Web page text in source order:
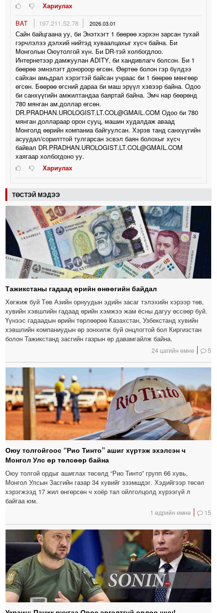
Хариулах
BAT
197.211.52.78 2026.03.01
Сайн байцгаана уу, би Энэтхэгт 1 бөөрөө хэрхэн зарсан тухай
гэрчлэлээ дэлхий нийтэд хуваалцахыг хүсч байна. Би
Монголын Оюутолгой хүн. Би DR-тэй холбогдлоо.
Интернетээр дамжуулан ADITY, би хандивлагч болсон. Би 1
бөөрөө эмнэлэгт донороор өгсөн. Өөртөө болон гэр бүлдээ
сайхан амьдрал хэрэгтэй байсан учраас би 1 бөөрөө мөнгөөр
өгсөн. Бөөрөө өгсний дараа би маш эрүүл хэвээр байна. Одоо
би санхүүгийн амжилтандаа баяртай байна. Эмч нар бөөрөнд
780 мянган ам.доллар өгсөн.
DR.PRADHAN.UROLOGIST.LT.COL@GMAIL.COM Одоо би 780
мянган доллараар орон сууц, машин худалдаж аваад
Монголд өөрийн компаниа байгуулсан. Хэрэв танд санхүүгийн
асуудал/сорилттой тулгарсан эсвэл баян болохыг хүсч
байвал DR.PRADHAN.UROLOGIST.LT.COL@GMAIL.COM
хаягаар холбогдоно уу.
Хариулах
ТӨСТЭЙ МЭДЭЭ
Тажикстаны гадаад өрийн өнөөгийн байдал
Хөгжиж буй Төв Азийн орнуудын эдийн засаг тэлэхийн хэрээр төв,
хувийн хэвшлийн гадаад өрийн хэмжээ жам ёсны дагуу өссөөр буй.
Үүнээс гадаадын өрийн төрлөөрөө Казахстан, Узбекстанд хувийн
хэвшлийн компаниудын өр зонхилж буй онцлогтой бол Киргизстан
болон Тажикстанд засгийн газрын өр давамгайлж байна.
24 цагийн өмнө 5
Оюу толгойгоос “Рио Тинто” ашиг хүртэж эхэлсэн ч
Монгол Улс өр төлсөөр байна
Оюу толгой ордыг ашиглах төсөлд “Рио Тинто” групп 66 хувь,
Монгол Улсын Засгийн газар 34 хувийг эзэмшдэг. Хэдийгээр төсөл
хэрэгжээд 17 жил өнгөрсөн ч хоёр тал ойлголцолд хүрээгүй л
байгаа юм.
1 өдрийн өмнө 15